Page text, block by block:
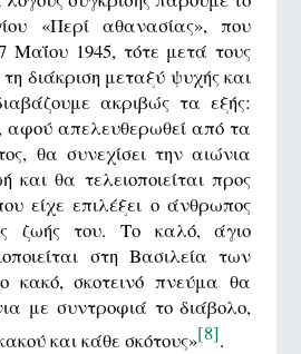
«Περί αθανασίας», που
Μαΐου 1945, τότε μετά τους
διάκριση μεταξύ ψυχής και
ακριβώς τα εξής:
αφού απελευθερωθεί από τα
θα συνεχίσει την αιώνια
και θα τελειοποιείται προς
είχε επιλέξει ο άνθρωπος
ζωής του. Το καλό, άγιο
στη Βασιλεία των
σκοτεινό πνεύμα θα
με συντροφιά το διάβολο,
και κάθε σκότους»[8].